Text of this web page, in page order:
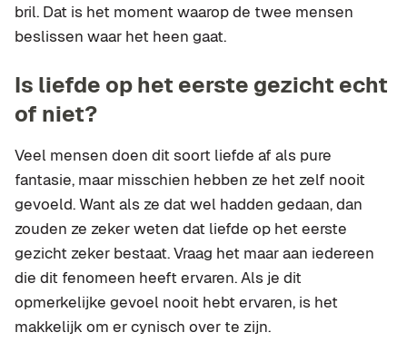
bril. Dat is het moment waarop de twee mensen
beslissen waar het heen gaat.
Is liefde op het eerste gezicht echt
of niet?
Veel mensen doen dit soort liefde af als pure
fantasie, maar misschien hebben ze het zelf nooit
gevoeld. Want als ze dat wel hadden gedaan, dan
zouden ze zeker weten dat liefde op het eerste
gezicht zeker bestaat. Vraag het maar aan iedereen
die dit fenomeen heeft ervaren. Als je dit
opmerkelijke gevoel nooit hebt ervaren, is het
makkelijk om er cynisch over te zijn.